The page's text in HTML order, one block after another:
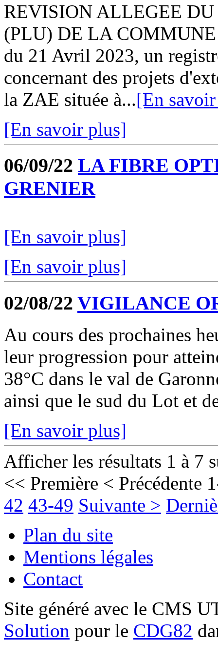
REVISION ALLEGEE
(PLU) DE LA
du 21 Avril 2023, un
concernant des projets
la ZAE située à...[En
[En savoir plus]
06/09/22 LA FIBRE
GRENIER
[En savoir plus]
[En savoir plus]
02/08/22 VIGILANCE
Au cours des prochaines
leur progression pour
38°C dans le val de
ainsi que le sud du Lot et
[En savoir plus]
Afficher les résultats 1 à 7
<< Première < Précédente
42 43-49 Suivante >
Plan du site
Mentions légales
Contact
Site généré avec le CMS
Solution pour le CDG82